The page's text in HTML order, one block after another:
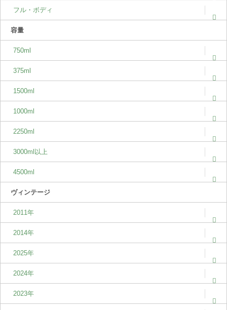
フル・ボディ
容量
750ml
375ml
1500ml
1000ml
2250ml
3000ml以上
4500ml
ヴィンテージ
2011年
2014年
2025年
2024年
2023年